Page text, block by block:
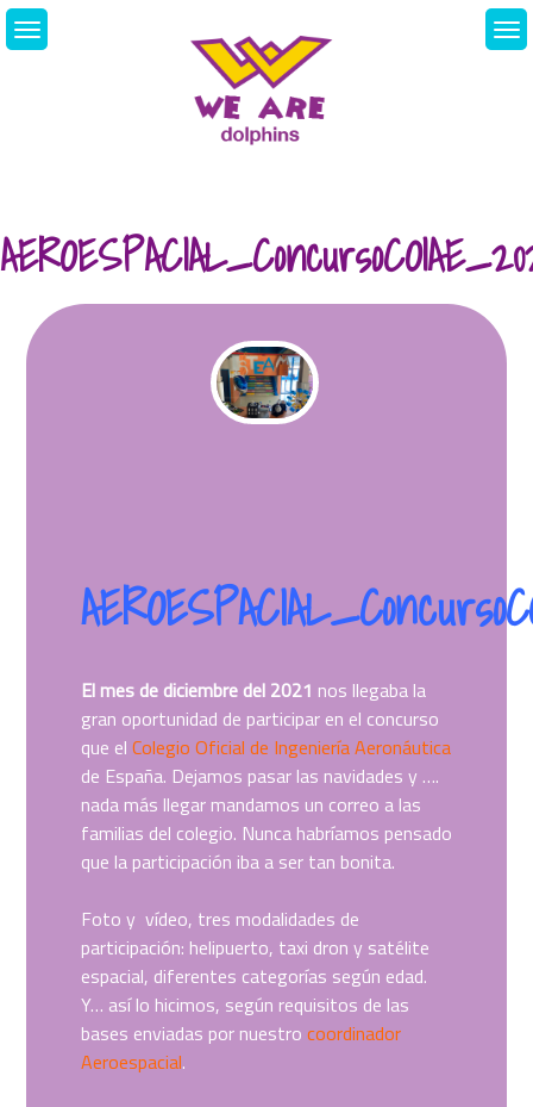
Skip
to
El mes de diciembre del 2021 nos llegaba la
gran oportunidad de participar en el concurso
que el Colegio Oficial de Ingeniería Aeronáutica
de España. Dejamos pasar las navidades y ….
nada más llegar mandamos un correo a las
familias del colegio. Nunca habríamos pensado
que la participación iba a ser tan bonita.
Foto y vídeo, tres modalidades de
participación: helipuerto, taxi dron y satélite
espacial, diferentes categorías según edad.
Y… así lo hicimos, según requisitos de las
bases enviadas por nuestro coordinador
Aeroespacial.